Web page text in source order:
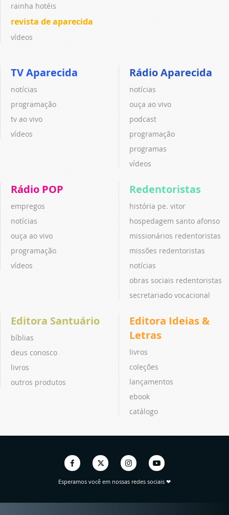
rainha hotéis
revista de aparecida
vídeos
TV Aparecida
notícias
programação
tv ao vivo
vídeos
Rádio Aparecida
notícias
ouça ao vivo
podcast
programação
programas
vídeos
Rádio POP
empregos
notícias
ouça ao vivo
programação
vídeos
Redentoristas
história pe. vitor
hospedagem santo afonso
missionários redentoristas
missões redentoristas
notícias
obras sociais redentoristas
secretariado vocacional
Editora Santuário
bíblias
deus conosco
livros
outros produtos
Editora Ideias &
Letras
livros
coleções
lançamentos
ebook
catálogo
Esperamos você em nossas redes sociais ❤